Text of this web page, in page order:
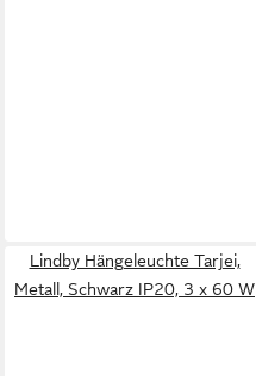
Lindby Hängeleuchte Tarjei,
Metall, Schwarz IP20, 3 x 60 W